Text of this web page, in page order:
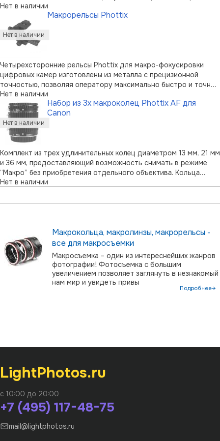
камеры и снимать в жанре макро без специализированных
объективов. Удлинительные кольца не имеют ни линз, ни
электронных контактов, соотв …
Нет в наличии
Макрорельсы Phottix
Четырехсторонние рельсы Phottix для макро-фокусировки
цифровых камер изготовлены из металла с прецизионной
точностью, позволяя оператору максимально быстро и точно
скомпоновать кадр и сфокусироваться на объекте съемки.
Рельсы предназначены для монтажа на штатив, наличие
цифровой шкалы облегчает и …
Нет в наличии
Набор из 3х макроколец Phottix AF для
Canon
Комплект из трех удлинительных колец диаметром 13 мм, 21 мм
и 36 мм, предоставляющий возможность снимать в режиме
“Макро” без приобретения отдельного объектива. Кольца
оснащены электрическими контактами, позволяющими
автофокуса и установки уровней …
Нет в наличии
Макрокольца, макролинзы, макрорельсы -
все для макросъемки
Макросъемка – один из интереснейших жанров
фотографии! Фотосъемка с большим
увеличением позволяет заглянуть в незнакомый
нам мир и увидеть привы
Подробнее→
LightPhotos.ru
с 10:00 до 20:00
+7 (495) 117-48-75
mail@lightphotos.ru